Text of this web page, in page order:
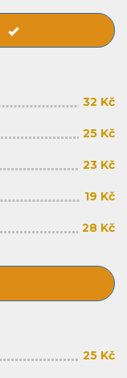
32 Kč
25 Kč
23 Kč
19 Kč
28 Kč
25 Kč